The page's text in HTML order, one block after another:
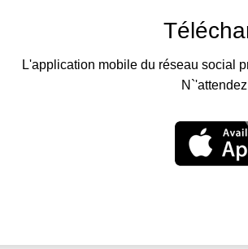
L'application mobile du réseau social